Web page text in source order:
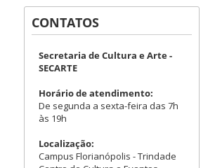
CONTATOS
Secretaria de Cultura e Arte -
SECARTE
Horário de atendimento:
De segunda a sexta-feira das 7h
às 19h
Localização:
Campus Florianópolis - Trindade